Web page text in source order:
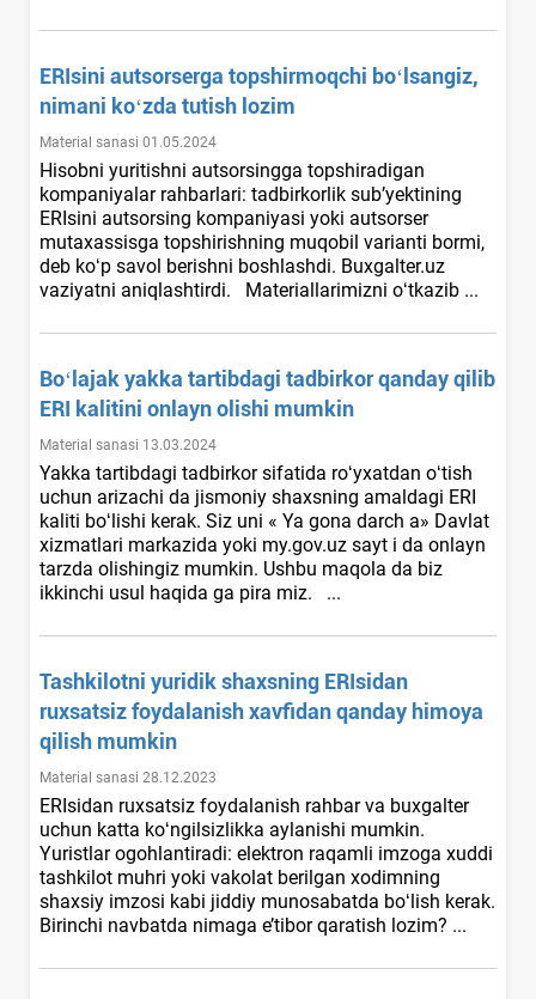
ERIsini autsorserga topshirmoqchi boʻlsangiz,
nimani koʻzda tutish lozim
Material sanasi 01.05.2024
Hisobni yuritishni autsorsingga topshiradigan
kompaniyalar rahbarlari: tadbirkorlik sub’yektining
ERIsini autsorsing kompaniyasi yoki autsorser
mutaхassisga topshirishning muqobil varianti bormi,
deb koʻp savol berishni boshlashdi. Buxgalter.uz
vaziyatni aniqlashtirdi. Materiallarimizni oʻtkazib ...
Boʻlajak yakka tartibdagi tadbirkor qanday qilib
ERI kalitini onlayn olishi mumkin
Material sanasi 13.03.2024
Yakka tartibdagi tadbirkor sifatida roʻyхatdan oʻtish
uchun arizachi da jismoniy shaхsning amaldagi ERI
kaliti boʻlishi kerak. Siz uni « Ya gona darch a» Davlat
хizmatlari markazida yoki my.gov.uz sayt i da onlayn
tarzda olishingiz mumkin. Ushbu maqola da biz
ikkinchi usul haqida ga pira miz. ...
Tashkilotni yuridik shaхsning ERIsidan
ruхsatsiz foydalanish хavfidan qanday himoya
qilish mumkin
Material sanasi 28.12.2023
ERIsidan ruхsatsiz foydalanish rahbar va buхgalter
uchun katta koʻngilsizlikka aylanishi mumkin.
Yuristlar ogohlantiradi: elektron raqamli imzoga хuddi
tashkilot muhri yoki vakolat berilgan хodimning
shaхsiy imzosi kabi jiddiy munosabatda boʻlish kerak.
Birinchi navbatda nimaga e’tibor qaratish lozim? ...